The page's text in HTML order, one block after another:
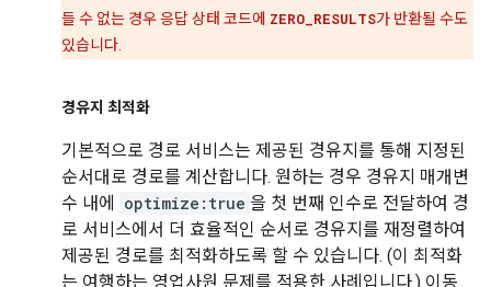
들 수 없는 경우 응답 상태 코드에 ZERO_RESULTS가 반환될 수도
있습니다.
경유지 최적화
기본적으로 경로 서비스는 제공된 경유지를 통해 지정된
순서대로 경로를 계산합니다. 원하는 경우 경유지 매개변
수 내에
optimize:true 을 첫 번째 인수로 전달하여 경
로 서비스에서 더 효율적인 순서로 경유지를 재정렬하여
제공된 경로를 최적화하도록 할 수 있습니다. (이 최적화
는 여행하는 영업사원 문제를 적용한 사례입니다.) 이동